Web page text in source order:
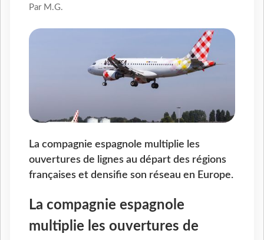
Par M.G.
La compagnie espagnole multiplie les
ouvertures de lignes au départ des régions
françaises et densifie son réseau en Europe.
La compagnie espagnole
multiplie les ouvertures de